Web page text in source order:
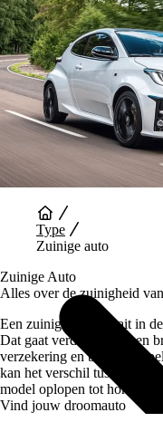
Auto Diensten
Type
Zuinige auto
Zuinige Auto
Alles over de zuinigheid
Een zuinige auto draait in
Dat gaat verder dan alleen
verzekering en belasting
kan het verschil tussen een
model oplopen tot
Vind jouw droomauto